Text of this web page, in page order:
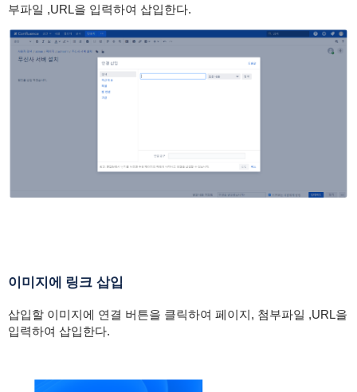
부파일 ,URL을 입력하여 삽입한다.
이미지에 링크 삽입
삽입할 이미지에 연결 버튼을 클릭하여 페이지, 첨부파일 ,URL을
입력하여 삽입한다.